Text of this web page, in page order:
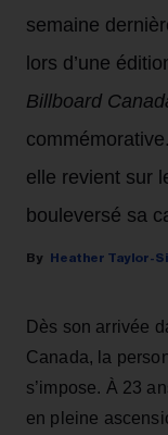
semaine
lors d’une
Billboard
elle revient sur
bouleversé sa
Heather Taylor-
Dès son arrivée
Canada, la
s’impose. À 23
en pleine